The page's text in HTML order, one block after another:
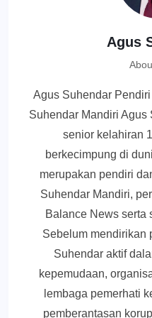
Agus
Agus Suhendar
Suhendar Mandiri
senior kelahiran
berkecimpung di
merupakan pendiri
Suhendar Mandiri,
Balance News serta
Sebelum mendirikan
Suhendar aktif
kepemudaan,
lembaga pemerhati
pemberantasan